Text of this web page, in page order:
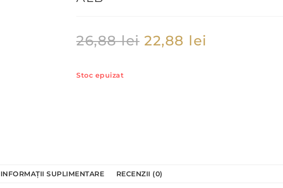
26,88lei 22,88 lei
Stoc epuizat
INFORMAȚII SUPLIMENTARE RECENZII (0)